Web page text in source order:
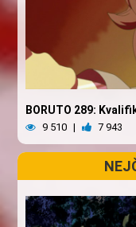
BORUTO 289:
9 510 | 7 943